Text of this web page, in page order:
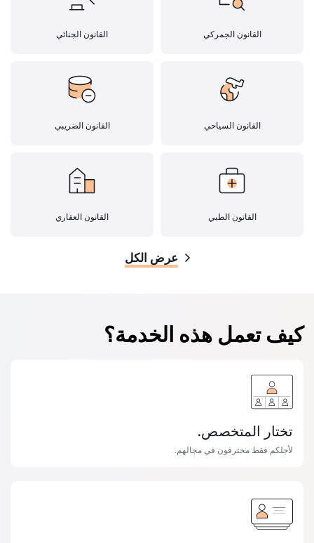
القانون الجمركي القانون الجنائي
القانون السياحي القانون الضريبي
القانون الطبي القانون العقاري
عرض الكل
كيف تعمل هذه الخدمة؟
تختار المتخصص.
لأجلكم فقط محترفون في مجالهم.